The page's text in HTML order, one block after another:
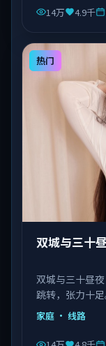
14万 4.9千
热门
双城与三十
双城与三十昼
跳转，张力十
围。由陈凯歌
出品，类型为家
家庭 · 线路